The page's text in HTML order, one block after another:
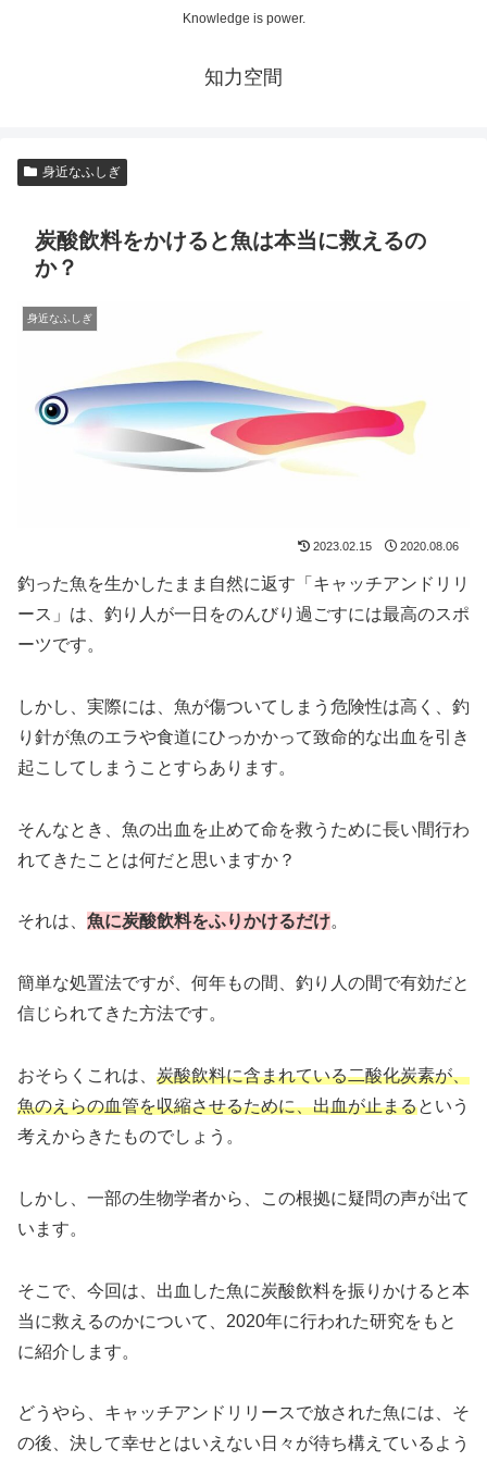
Knowledge is power.
知力空間
身近なふしぎ
炭酸飲料をかけると魚は本当に救えるの
か？
身近なふしぎ
2023.02.15 2020.08.06
釣った魚を生かしたまま自然に返す「キャッチアンドリリ
ース」は、釣り人が一日をのんびり過ごすには最高のスポ
ーツです。
しかし、実際には、魚が傷ついてしまう危険性は高く、釣
り針が魚のエラや食道にひっかかって致命的な出血を引き
起こしてしまうことすらあります。
そんなとき、魚の出血を止めて命を救うために長い間行わ
れてきたことは何だと思いますか？
それは、 魚に炭酸飲料をふりかけるだけ。
簡単な処置法ですが、何年もの間、釣り人の間で有効だと
信じられてきた方法です。
おそらくこれは、 炭酸飲料に含まれている二酸化炭素が、
魚のえらの血管を収縮させるために、出血が止まるという
考えからきたものでしょう。
しかし、一部の生物学者から、この根拠に疑問の声が出て
います。
そこで、今回は、出血した魚に炭酸飲料を振りかけると本
当に救えるのかについて、2020年に行われた研究をもと
に紹介します。
どうやら、キャッチアンドリリースで放された魚には、そ
の後、決して幸せとはいえない日々が待ち構えているよう